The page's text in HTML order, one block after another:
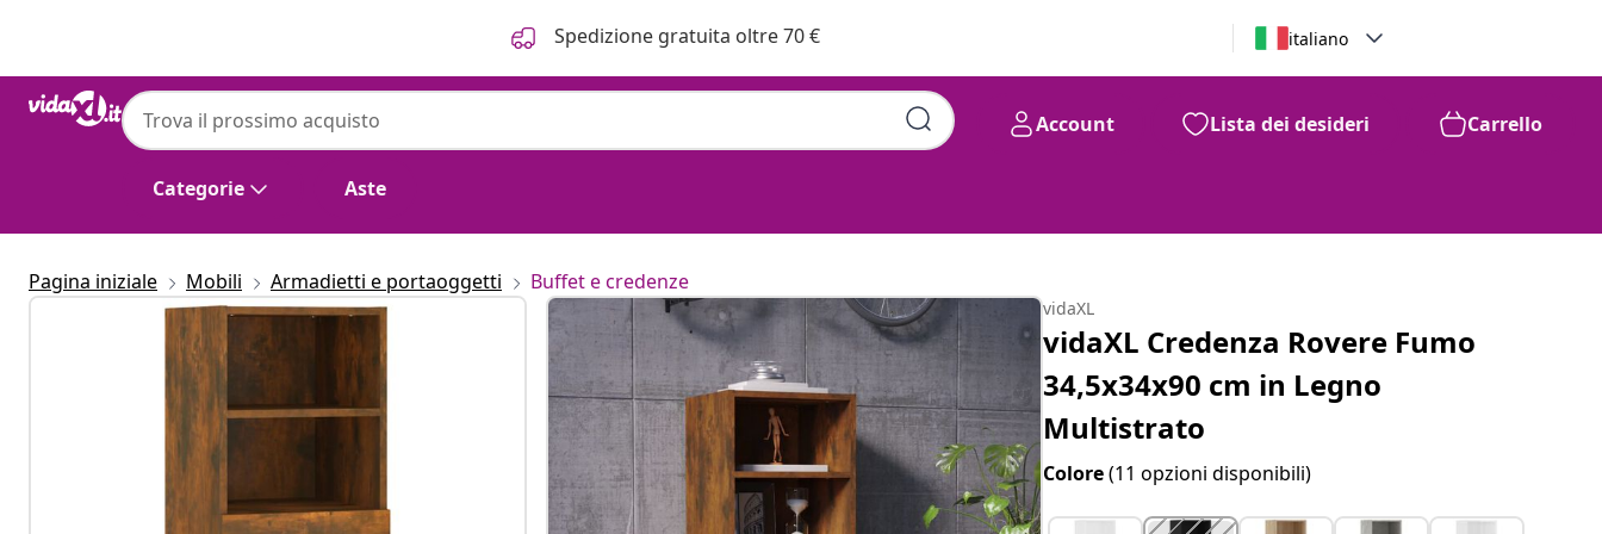
Spedizione gratuita oltre 70 € italiano
Categorie Aste
Account Lista dei desideri Carrello
Pagina iniziale Mobili Armadietti e portaoggetti Buffet e credenze
vidaXL
vidaXL Credenza Rovere Fumo
34,5x34x90 cm in Legno
Multistrato
Colore(11 opzioni disponibili)